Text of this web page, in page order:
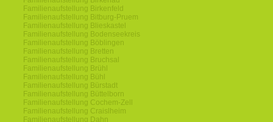
Familienaufstellung Birkenfeld
Familienaufstellung Bitburg-Pruem
Familienaufstellung Blieskastel
Familienaufstellung Bodenseekreis
Familienaufstellung Böblingen
Familienaufstellung Bretten
Familienaufstellung Bruchsal
Familienaufstellung Brühl
Familienaufstellung Bühl
Familienaufstellung Bürstadt
Familienaufstellung Büttelborn
Familienaufstellung Cochem-Zell
Familienaufstellung Craislheim
Familienaufstellung Dahn